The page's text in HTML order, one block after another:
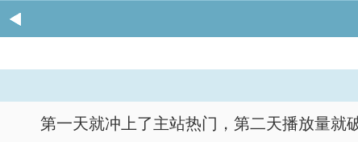
第一天就冲上了主站热门，第二天播放量就